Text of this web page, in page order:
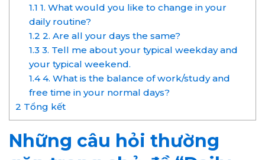
1.1 1. What would you like to change in your
daily routine?
1.2 2. Are all your days the same?
1.3 3. Tell me about your typical weekday and
your typical weekend.
1.44. What is the balance of work/study and
free time in your normal days?
2 Tổng kết
Những câu hỏi thường